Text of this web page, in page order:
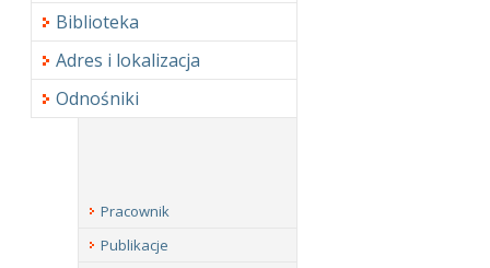
Biblioteka
Adres i lokalizacja
Odnośniki
Pracownik
Publikacje